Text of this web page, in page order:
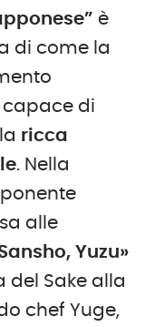
è
di come la
capace di
ricca
. Nella
alle
Yuzu»
del Sake alla
chef Yuge,